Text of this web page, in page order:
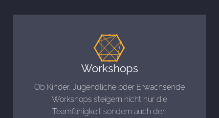
Workshops
Ob Kinder, Jugendliche oder Erwachsende
Workshops steigern nicht nur die
Teamfähigkeit sondern auch den